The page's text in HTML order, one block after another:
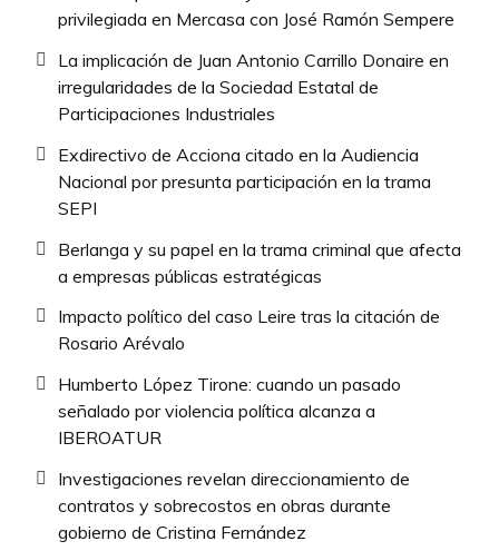
privilegiada en Mercasa con José Ramón Sempere
La implicación de Juan Antonio Carrillo Donaire en
irregularidades de la Sociedad Estatal de
Participaciones Industriales
Exdirectivo de Acciona citado en la Audiencia
Nacional por presunta participación en la trama
SEPI
Berlanga y su papel en la trama criminal que afecta
a empresas públicas estratégicas
Impacto político del caso Leire tras la citación de
Rosario Arévalo
Humberto López Tirone: cuando un pasado
señalado por violencia política alcanza a
IBEROATUR
Investigaciones revelan direccionamiento de
contratos y sobrecostos en obras durante
gobierno de Cristina Fernández